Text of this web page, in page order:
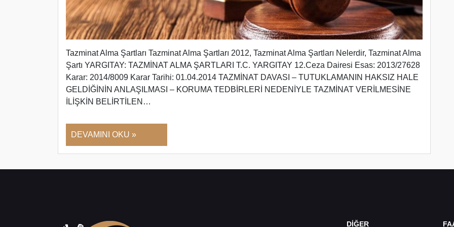
Tazminat Alma Şartları Tazminat Alma Şartları 2012, Tazminat Alma Şartları Nelerdir, Tazminat Alma
Şartı YARGITAY: TAZMİNAT ALMA ŞARTLARI T.C. YARGITAY 12.Ceza Dairesi Esas: 2013/27628
Karar: 2014/8009 Karar Tarihi: 01.04.2014 TAZMİNAT DAVASI – TUTUKLAMANIN HAKSIZ HALE
GELDİĞİNİN ANLAŞILMASI – KORUMA TEDBİRLERİ NEDENİYLE TAZMİNAT VERİLMESİNE
İLİŞKİN BELİRTİLEN…
DEVAMINI OKU »
DİĞER